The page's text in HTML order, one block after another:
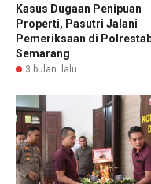
Kasus Dugaan Penipuan
Properti, Pasutri Jalani
Pemeriksaan di
Semarang
3 bulan lalu